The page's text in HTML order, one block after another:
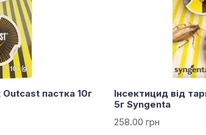
Outcast пастка 10г
Інсектицид від
5г Syngenta
258.00 грн